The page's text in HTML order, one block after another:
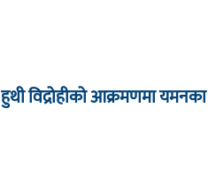
हुथी विद्रोहीको आक्रमणमा